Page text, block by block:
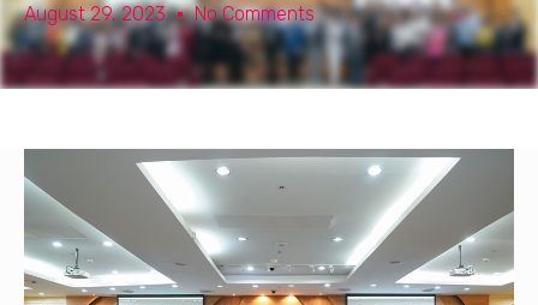
August 29, 2023 No Comments